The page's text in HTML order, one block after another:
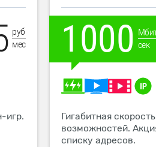
руб
мес
игр.
1000 сек
Гигабитная
возможностей.
списку адресов.